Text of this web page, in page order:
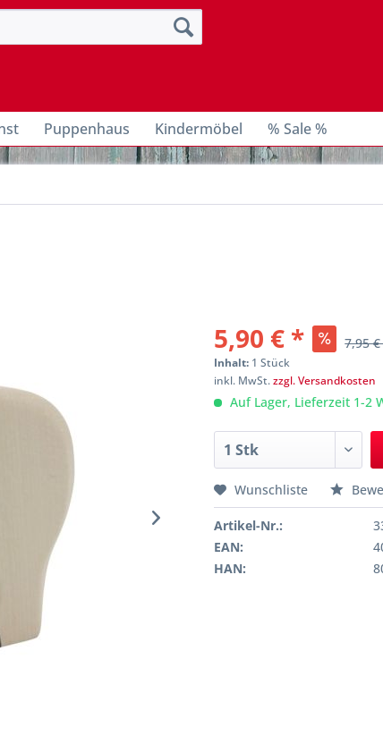
Puppenhaus Kindermöbel % Sale %
5,90 € * 7,95
Inhalt: 1 Stück
inkl. MwSt.zzgl. Versandkosten
Auf Lager, Lieferzeit 1-2
Wunschliste
Artikel-Nr.:
EAN:
HAN: